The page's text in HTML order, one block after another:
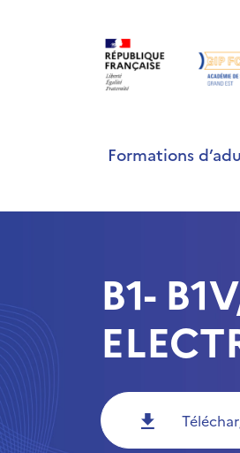
Formations
B1-